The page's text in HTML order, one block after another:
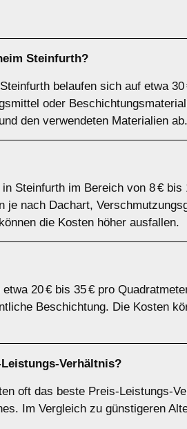
Steinfurth?
belaufen sich auf etwa
oder
den verwendeten Materialien ab.
Steinfurth im Bereich von 8 € bis
nach Dachart,
die Kosten höher ausfallen.
20 € bis 35 € pro
Beschichtung. Die Kosten
Verhältnis?
oft das beste Preis-Leistungs-
Im Vergleich zu günstigeren